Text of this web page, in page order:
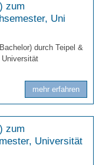
zum
Uni
durch Teipel &
Universität
mehr erfahren
zum
Universität